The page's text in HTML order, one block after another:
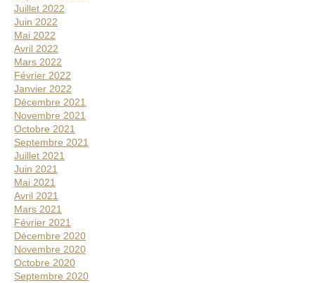
Juillet 2022
Juin 2022
Mai 2022
Avril 2022
Mars 2022
Février 2022
Janvier 2022
Décembre 2021
Novembre 2021
Octobre 2021
Septembre 2021
Juillet 2021
Juin 2021
Mai 2021
Avril 2021
Mars 2021
Février 2021
Décembre 2020
Novembre 2020
Octobre 2020
Septembre 2020